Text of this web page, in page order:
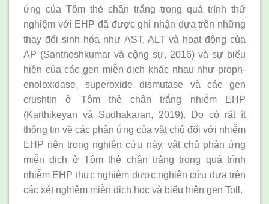
ứng của Tôm thẻ chân trắng trong quá trình thử
nghiệm với EHP đã được ghi nhận dựa trên những
thay đổi sinh hóa như AST, ALT và hoạt động của
AP (Santhoshkumar và cộng sự, 2016) và sự biểu
hiện của các gen miễn dịch khác nhau như proph-
enoloxidase, superoxide dismutase và các gen
crushtin ở Tôm thẻ chân trắng nhiễm EHP
(Karthikeyan và Sudhakaran, 2019). Do có rất ít
thông tin về các phản ứng của vật chủ đối với nhiễm
EHP nên trong nghiên cứu này, vật chủ phản ứng
miễn dịch ở Tôm thẻ chân trắng trong quá trình
nhiễm EHP thực nghiệm được nghiên cứu dựa trên
các xét nghiệm miễn dịch học và biểu hiện gen Toll.